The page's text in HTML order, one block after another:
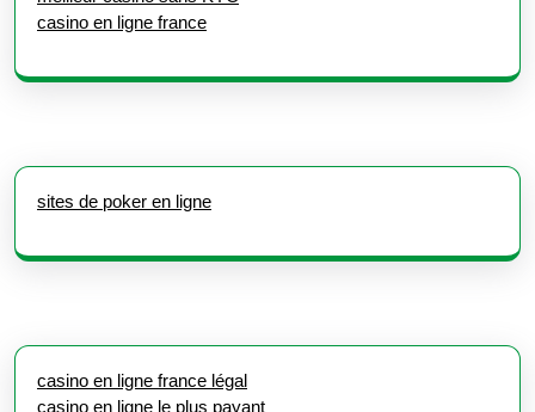
casino en ligne france
sites de poker en ligne
casino en ligne france légal
casino en ligne le plus payant